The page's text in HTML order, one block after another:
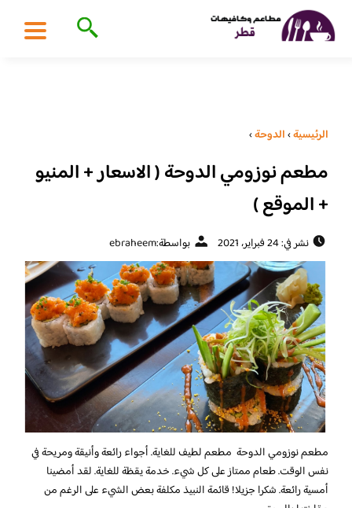
الرئيسية›الدوحة›
مطعم نوزومي الدوحة ( الاسعار + المنيو
+ الموقع )
نشر في: 24 فبراير، 2021 بواسطة:ebraheem
مطعم نوزومي الدوحة مطعم لطيف للغاية. أجواء رائعة وأنيقة ومريحة في
نفس الوقت. طعام ممتاز على كل شيء. خدمة يقظة للغاية. لقد أمضينا
أمسية رائعة. شكرا جزيلا! قائمة النبيذ مكلفة بعض الشيء على الرغم من